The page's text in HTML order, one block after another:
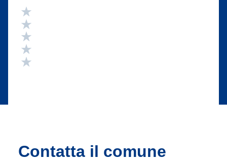
Valuta 5 stelle su 5
Valuta 4 stelle su 5
Valuta 3 stelle su 5
Valuta 2 stelle su 5
Contatta il comune